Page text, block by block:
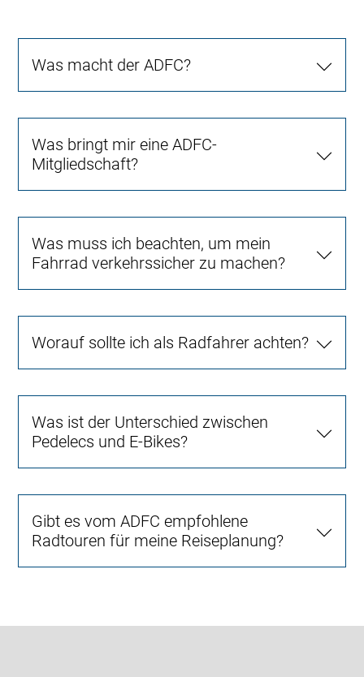
Was macht der ADFC?
Was bringt mir eine ADFC-
Mitgliedschaft?
Was muss ich beachten, um mein
Fahrrad verkehrssicher zu machen?
Worauf sollte ich als Radfahrer achten?
Was ist der Unterschied zwischen
Pedelecs und E-Bikes?
Gibt es vom ADFC empfohlene
Radtouren für meine Reiseplanung?